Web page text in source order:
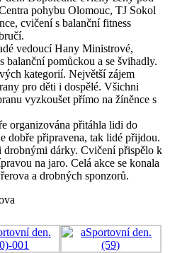
pohybu Olomouc, TJ Sokol
cvičení s balanční fitness
vedoucí Hany Ministrové,
balanční pomůckou a se švihadly.
kategorií. Největší zájem
pro děti i dospělé. Všichni
vyzkoušet přímo na žíněnce s
organizována přitáhla lidi do
dobře připravena, tak lidé přijdou.
dárky. Cvičení přispělo k
na jaro. Celá akce se konala
a drobných sponzorů.